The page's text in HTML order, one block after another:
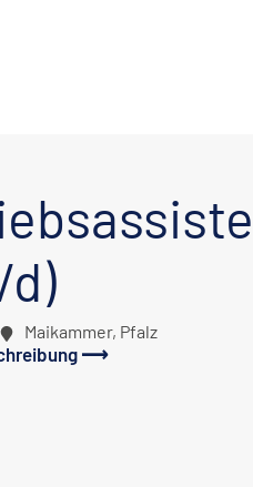
Maikammer, Pfalz
⟶